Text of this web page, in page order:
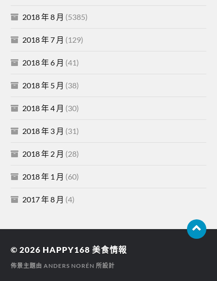
2018 年 8 月 (5385)
2018 年 7 月 (129)
2018 年 6 月 (41)
2018 年 5 月 (38)
2018 年 4 月 (30)
2018 年 3 月 (31)
2018 年 2 月 (28)
2018 年 1 月 (60)
2017 年 8 月 (4)
© 2026 HAPPY168 美食情報
佈景主題由ANDERS NORÉN 所設計